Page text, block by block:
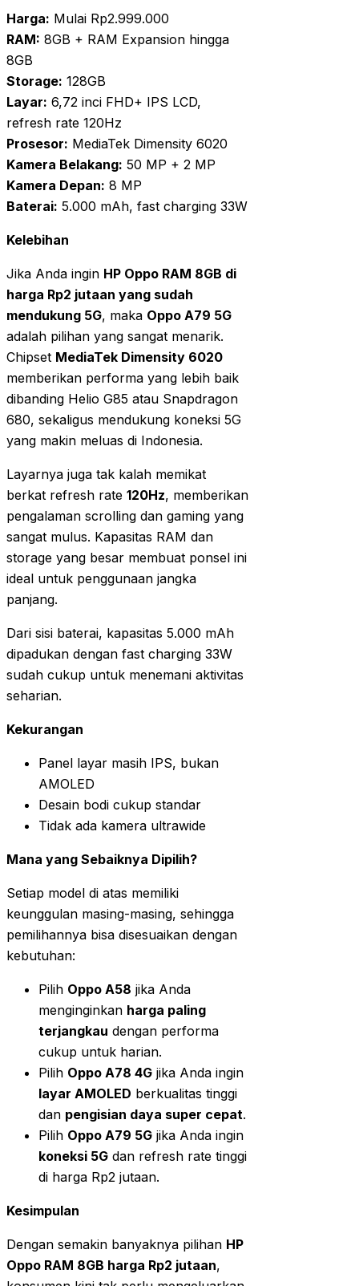
Harga: Mulai Rp2.999.000
RAM: 8GB + RAM Expansion hingga
8GB
Storage: 128GB
Layar: 6,72 inci FHD+ IPS LCD,
refresh rate 120Hz
Prosesor: MediaTek Dimensity 6020
Kamera Belakang: 50 MP + 2 MP
Kamera Depan: 8 MP
Baterai: 5.000 mAh, fast charging 33W
Kelebihan
Jika Anda ingin HP Oppo RAM 8GB di
harga Rp2 jutaan yang sudah
mendukung 5G, maka Oppo A79 5G
adalah pilihan yang sangat menarik.
Chipset MediaTek Dimensity 6020
memberikan performa yang lebih baik
dibanding Helio G85 atau Snapdragon
680, sekaligus mendukung koneksi 5G
yang makin meluas di Indonesia.
Layarnya juga tak kalah memikat
berkat refresh rate 120Hz, memberikan
pengalaman scrolling dan gaming yang
sangat mulus. Kapasitas RAM dan
storage yang besar membuat ponsel ini
ideal untuk penggunaan jangka
panjang.
Dari sisi baterai, kapasitas 5.000 mAh
dipadukan dengan fast charging 33W
sudah cukup untuk menemani aktivitas
seharian.
Kekurangan
Panel layar masih IPS, bukan
AMOLED
Desain bodi cukup standar
Tidak ada kamera ultrawide
Mana yang Sebaiknya Dipilih?
Setiap model di atas memiliki
keunggulan masing-masing, sehingga
pemilihannya bisa disesuaikan dengan
kebutuhan:
Pilih Oppo A58 jika Anda
menginginkan harga paling
terjangkau dengan performa
cukup untuk harian.
Pilih Oppo A78 4G jika Anda ingin
layar AMOLED berkualitas tinggi
dan pengisian daya super cepat.
Pilih Oppo A79 5G jika Anda ingin
koneksi 5G dan refresh rate tinggi
di harga Rp2 jutaan.
Kesimpulan
Dengan semakin banyaknya pilihan HP
Oppo RAM 8GB harga Rp2 jutaan,